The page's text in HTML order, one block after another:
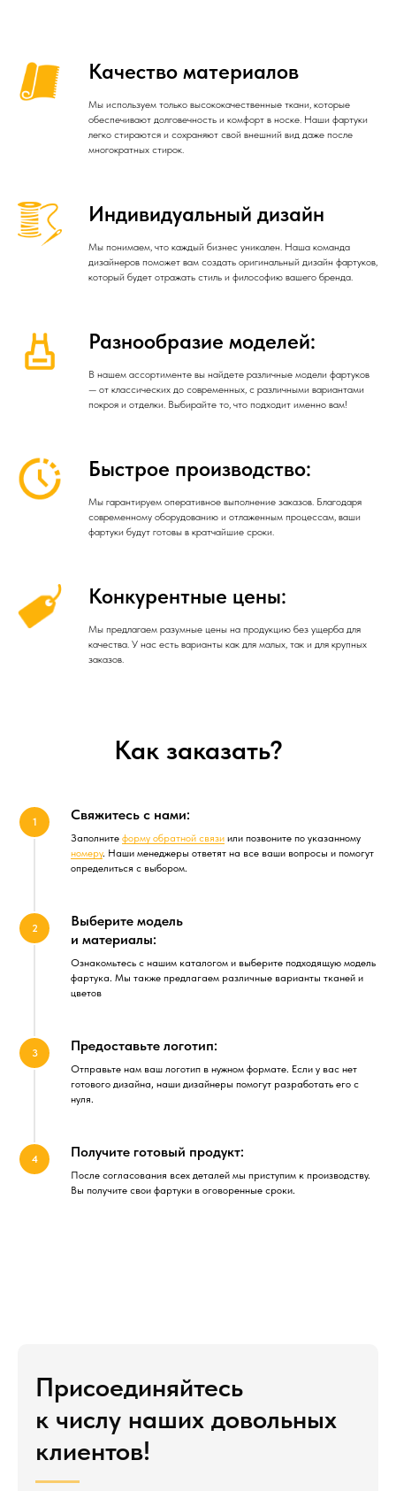
Качество материалов
Мы используем только высококачественные ткани, которые
обеспечивают долговечность и комфорт в носке. Наши фартуки
легко стираются и сохраняют свой внешний вид даже после
многократных стирок.
Индивидуальный дизайн
Мы понимаем, что каждый бизнес уникален. Наша команда
дизайнеров поможет вам создать оригинальный дизайн фартуков,
который будет отражать стиль и философию вашего бренда.
Разнообразие моделей:
В нашем ассортименте вы найдете различные модели фартуков
— от классических до современных, с различными вариантами
покроя и отделки. Выбирайте то, что подходит именно вам!
Быстрое производство:
Мы гарантируем оперативное выполнение заказов. Благодаря
современному оборудованию и отлаженным процессам, ваши
фартуки будут готовы в кратчайшие сроки.
Конкурентные цены:
Мы предлагаем разумные цены на продукцию без ущерба для
качества. У нас есть варианты как для малых, так и для крупных
заказов.
Как заказать?
Свяжитесь с нами:
Заполните форму обратной связи или позвоните по указанному
номеру. Наши менеджеры ответят на все ваши вопросы и помогут
определиться с выбором.
Выберите модель
и материалы:
Ознакомьтесь с нашим каталогом и выберите подходящую модель
фартука. Мы также предлагаем различные варианты тканей и
цветов
Предоставьте логотип:
Отправьте нам ваш логотип в нужном формате. Если у вас нет
готового дизайна, наши дизайнеры помогут разработать его с
нуля.
Получите готовый продукт:
После согласования всех деталей мы приступим к производству.
Вы получите свои фартуки в оговоренные сроки.
Присоединяйтесь
к числу наших довольных
клиентов!